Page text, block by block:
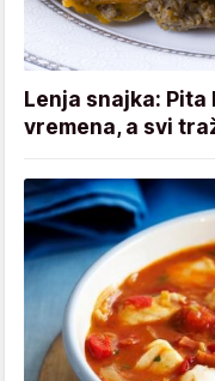
Lenja snajka:
vremena, a svi